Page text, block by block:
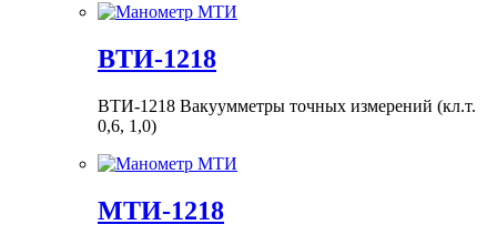
ВТИ-1218
ВТИ-1218 Вакуумметры точных измерений (кл.т.
0,6, 1,0)
МТИ-1218